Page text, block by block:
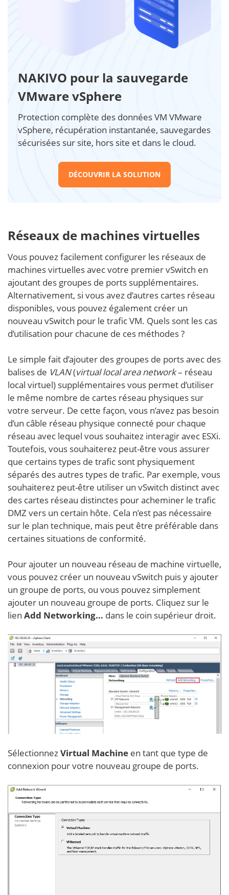
NAKIVO pour la sauvegarde
VMware vSphere
Protection complète des données VM VMware
vSphere, récupération instantanée, sauvegardes
sécurisées sur site, hors site et dans le cloud.
DÉCOUVRIR LA SOLUTION
Réseaux de machines virtuelles
Vous pouvez facilement configurer les réseaux de
machines virtuelles avec votre premier vSwitch en
ajoutant des groupes de ports supplémentaires.
Alternativement, si vous avez d’autres cartes réseau
disponibles, vous pouvez également créer un
nouveau vSwitch pour le trafic VM. Quels sont les cas
d’utilisation pour chacune de ces méthodes ?
Le simple fait d’ajouter des groupes de ports avec des
balises de VLAN(virtual local area network– réseau
local virtuel) supplémentaires vous permet d’utiliser
le même nombre de cartes réseau physiques sur
votre serveur. De cette façon, vous n’avez pas besoin
d’un câble réseau physique connecté pour chaque
réseau avec lequel vous souhaitez interagir avec ESXi.
Toutefois, vous souhaiterez peut-être vous assurer
que certains types de trafic sont physiquement
séparés des autres types de trafic. Par exemple, vous
souhaiterez peut-être utiliser un vSwitch distinct avec
des cartes réseau distinctes pour acheminer le trafic
DMZ vers un certain hôte. Cela n’est pas nécessaire
sur le plan technique, mais peut être préférable dans
certaines situations de conformité.
Pour ajouter un nouveau réseau de machine virtuelle,
vous pouvez créer un nouveau vSwitch puis y ajouter
un groupe de ports, ou vous pouvez simplement
ajouter un nouveau groupe de ports. Cliquez sur le
lien Add Networking… dans le coin supérieur droit.
SélectionnezVirtual Machine en tant que type de
connexion pour votre nouveau groupe de ports.